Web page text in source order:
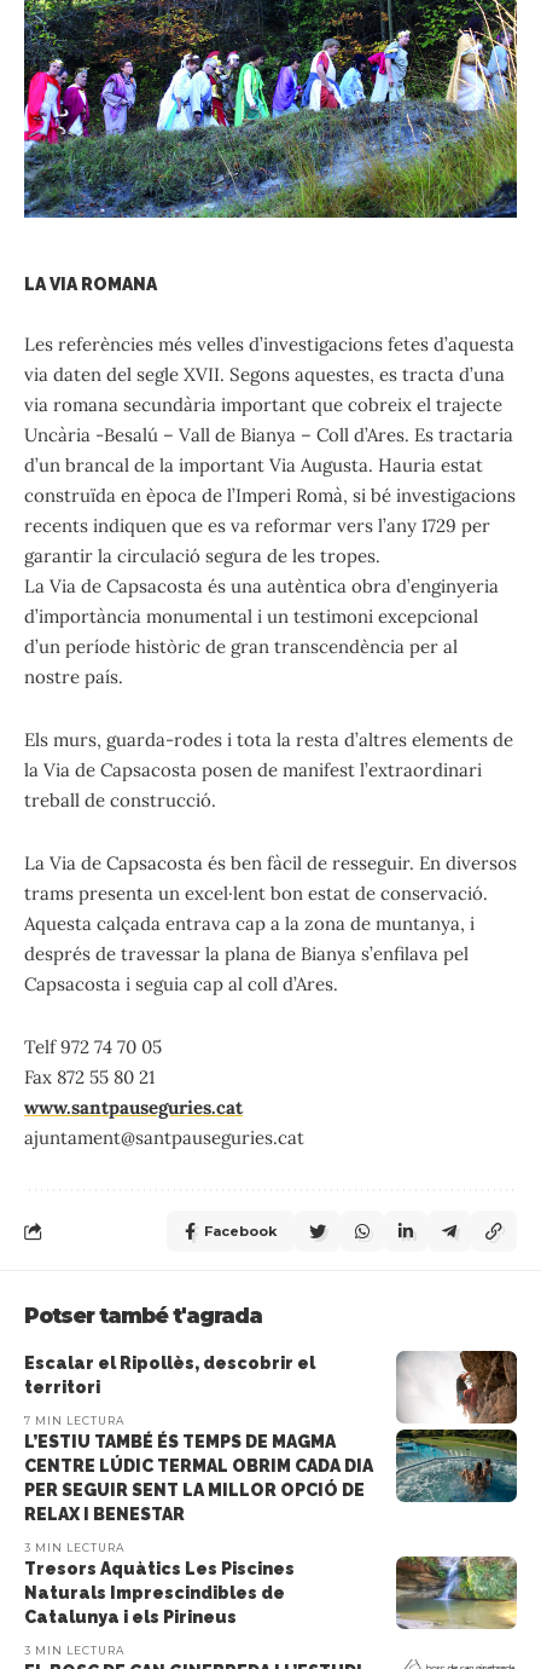
LA VIA ROMANA
Les referències més velles d’investigacions fetes d’aquesta
via daten del segle XVII. Segons aquestes, es tracta d’una
via romana secundària important que cobreix el trajecte
Uncària -Besalú – Vall de Bianya – Coll d’Ares. Es tractaria
d’un brancal de la important Via Augusta. Hauria estat
construïda en època de l’Imperi Romà, si bé investigacions
recents indiquen que es va reformar vers l’any 1729 per
garantir la circulació segura de les tropes.
La Via de Capsacosta és una autèntica obra d’enginyeria
d’importància monumental i un testimoni excepcional
d’un període històric de gran transcendència per al
nostre país.
Els murs, guarda-rodes i tota la resta d’altres elements de
la Via de Capsacosta posen de manifest l’extraordinari
treball de construcció.
La Via de Capsacosta és ben fàcil de resseguir. En diversos
trams presenta un excel·lent bon estat de conservació.
Aquesta calçada entrava cap a la zona de muntanya, i
després de travessar la plana de Bianya s’enfilava pel
Capsacosta i seguia cap al coll d’Ares.
Telf 972 74 70 05
Fax 872 55 80 21
www.santpauseguries.cat
ajuntament@santpauseguries.cat
Facebook
Potser també t'agrada
Escalar el Ripollès, descobrir el
territori
7 MIN LECTURA
L’ESTIU TAMBÉ ÉS TEMPS DE MAGMA
CENTRE LÚDIC TERMAL OBRIM CADA DIA
PER SEGUIR SENT LA MILLOR OPCIÓ DE
RELAX I BENESTAR
3 MIN LECTURA
Tresors Aquàtics Les Piscines
Naturals Imprescindibles de
Catalunya i els Pirineus
3 MIN LECTURA